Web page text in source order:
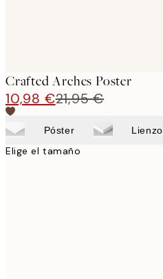
Crafted Arches Poster
10,98 €21,95 €
Póster Lienzo
Elige el tamaño